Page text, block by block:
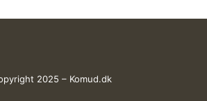
2025 – Komud.dk